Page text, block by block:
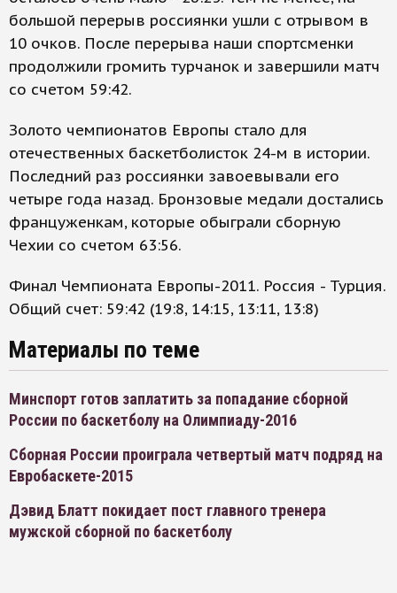
большой перерыв россиянки ушли с отрывом в
10 очков. После перерыва наши спортсменки
продолжили громить турчанок и завершили матч
со счетом 59:42.
Золото чемпионатов Европы стало для
отечественных баскетболисток 24-м в истории.
Последний раз россиянки завоевывали его
четыре года назад. Бронзовые медали достались
француженкам, которые обыграли сборную
Чехии со счетом 63:56.
Финал Чемпионата Европы-2011. Россия - Турция.
Общий счет: 59:42 (19:8, 14:15, 13:11, 13:8)
Материалы по теме
Минспорт готов заплатить за попадание сборной
России по баскетболу на Олимпиаду-2016
Сборная России проиграла четвертый матч подряд на
Евробаскете-2015
Дэвид Блатт покидает пост главного тренера
мужской сборной по баскетболу